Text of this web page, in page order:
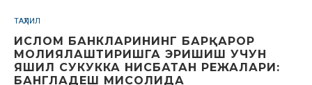
ТАҲЛИЛ
ИСЛОМ БАНКЛАРИНИНГ БАРҚАРОР
МОЛИЯЛАШТИРИШГА ЭРИШИШ УЧУН
ЯШИЛ СУКУККА НИСБАТАН РЕЖАЛАРИ:
БАНГЛАДЕШ МИСОЛИДА